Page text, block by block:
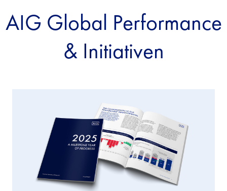
AIG Global Performance
& Initiativen